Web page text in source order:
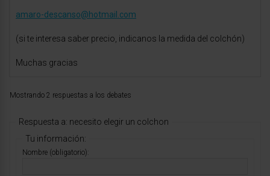
amaro-descanso@hotmail.com
(si te interesa saber precio, indicanos la medida del colchón)
Muchas gracias
Mostrando 2 respuestas a los debates
Respuesta a: necesito elegir un colchon
Tu información:
Nombre (obligatorio):